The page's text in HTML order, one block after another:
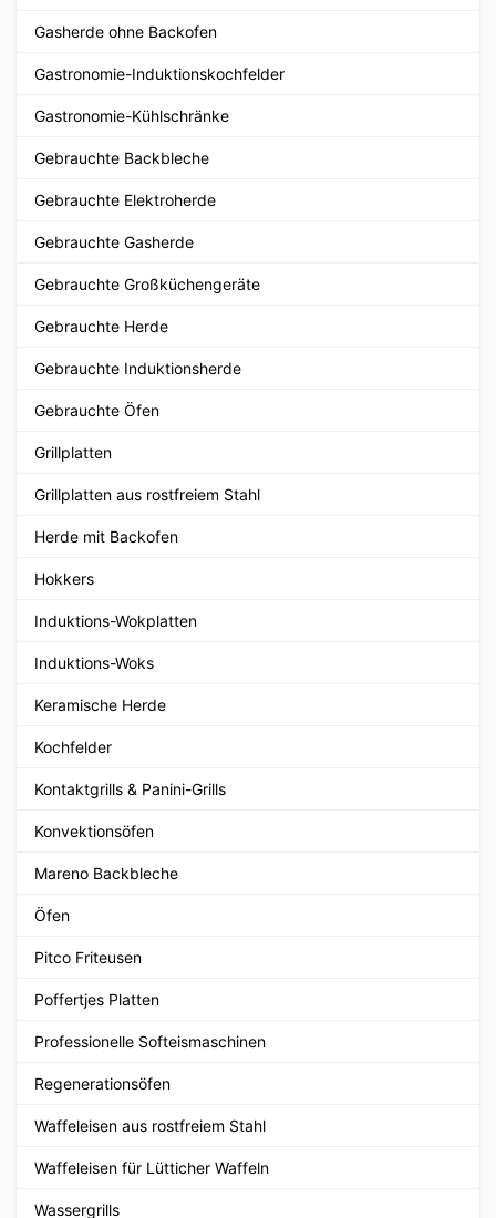
Gasherde ohne Backofen
Gastronomie-Induktionskochfelder
Gastronomie-Kühlschränke
Gebrauchte Backbleche
Gebrauchte Elektroherde
Gebrauchte Gasherde
Gebrauchte Großküchengeräte
Gebrauchte Herde
Gebrauchte Induktionsherde
Gebrauchte Öfen
Grillplatten
Grillplatten aus rostfreiem Stahl
Herde mit Backofen
Hokkers
Induktions-Wokplatten
Induktions-Woks
Keramische Herde
Kochfelder
Kontaktgrills & Panini-Grills
Konvektionsöfen
Mareno Backbleche
Öfen
Pitco Friteusen
Poffertjes Platten
Professionelle Softeismaschinen
Regenerationsöfen
Waffeleisen aus rostfreiem Stahl
Waffeleisen für Lütticher Waffeln
Wassergrills